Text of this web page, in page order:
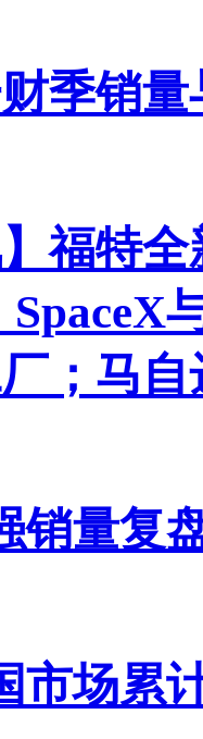
季销
】福特
；马
销量复
市场累